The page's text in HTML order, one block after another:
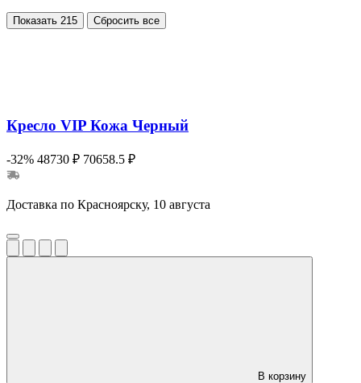
Показать 215 Сбросить все
Кресло VIP Кожа Черный
-32% 48730 ₽ 70658.5 ₽
Доставка по Красноярску, 10 августа
В корзину